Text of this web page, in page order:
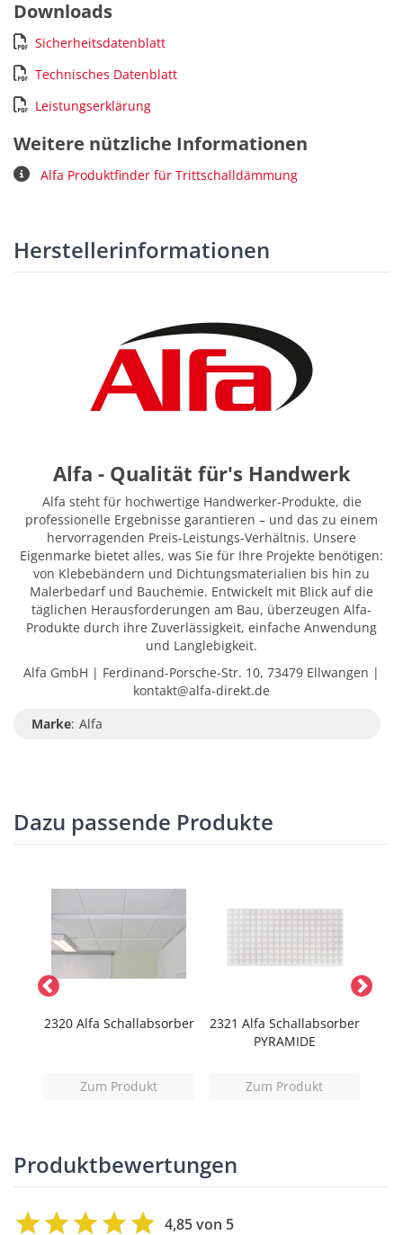
Downloads
Sicherheitsdatenblatt
Technisches Datenblatt
Leistungserklärung
Weitere nützliche Informationen
Alfa Produktfinder für Trittschalldämmung
Herstellerinformationen
Alfa - Qualität für's Handwerk
Alfa steht für hochwertige Handwerker-Produkte, die
professionelle Ergebnisse garantieren – und das zu einem
hervorragenden Preis-Leistungs-Verhältnis. Unsere
Eigenmarke bietet alles, was Sie für Ihre Projekte benötigen:
von Klebebändern und Dichtungsmaterialien bis hin zu
Malerbedarf und Bauchemie. Entwickelt mit Blick auf die
täglichen Herausforderungen am Bau, überzeugen Alfa-
Produkte durch ihre Zuverlässigkeit, einfache Anwendung
und Langlebigkeit.
Alfa GmbH | Ferdinand-Porsche-Str. 10, 73479 Ellwangen |
kontakt@alfa-direkt.de
Marke: Alfa
Dazu passende Produkte
2320 Alfa Schallabsorber
Zum Produkt
2321 Alfa Schallabsorber
PYRAMIDE
Zum Produkt
Produktbewertungen
4,85 von 5